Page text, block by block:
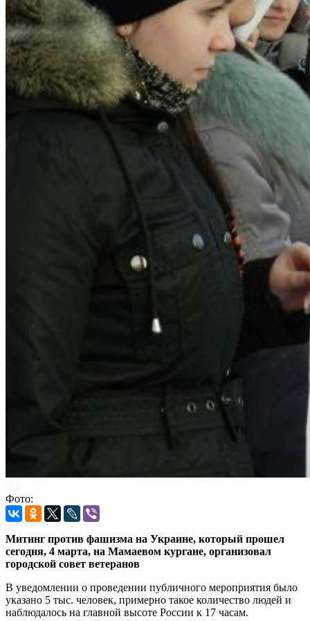
Фото:
Митинг против фашизма на Украине, который прошел
сегодня, 4 марта, на Мамаевом кургане, организовал
городской совет ветеранов
В уведомлении о проведении публичного мероприятия было
указано 5 тыс. человек, примерно такое количество людей и
наблюдалось на главной высоте России к 17 часам.